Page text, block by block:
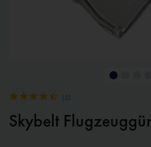
(5)
Skybelt